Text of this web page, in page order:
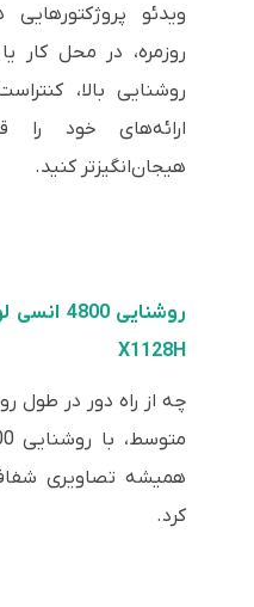
ویدئو
روزمره، در محل کار
ارائه‌های خود را
هیجان‌انگیزتر کنید.
روشنایی
X1128H
چه از راه دور در طول
متوسط، با روشنایی 4800 لومن
همیشه تصاویری
کرد.